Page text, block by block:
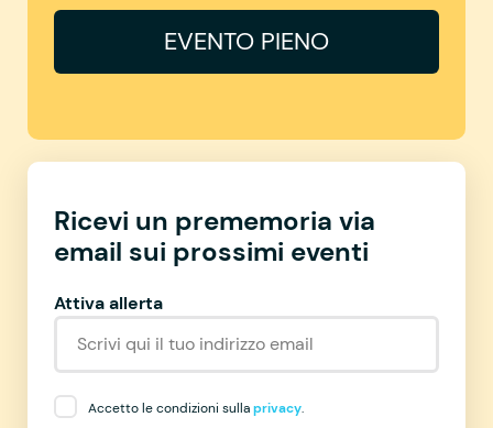
EVENTO PIENO
Ricevi un prememoria via
email sui prossimi eventi
Attiva allerta
Accetto le condizioni sullaprivacy.